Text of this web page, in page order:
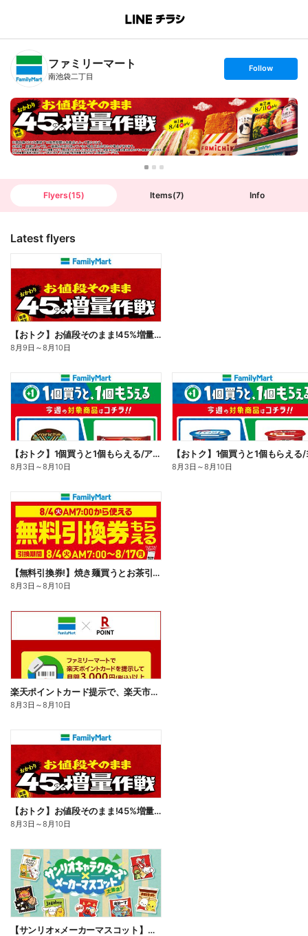
B
n
T
ファミリーマート
南池袋二丁目
s
t
o
l
l
o
w
Follow
Flyers(15) Items(7) Info
Latest flyers
【おトク】お値段そのまま!45%増量作戦!
8月9日 ～8月10日
【おトク】1個買うと1個もらえる/アイス
8月3日 ～8月10日 8月3日 ～8月10日
【無料引換券!】焼き麺買うとお茶引換券貰える!
8月3日 ～8月10日
楽天ポイントカード提示で、楽天市場でのお買い物がおトクに!
8月3日 ～8月10日
【おトク】お値段そのまま!45%増量作戦!
8月3日 ～8月10日
【サンリオ×メーカーマスコット】オリジナルグッズ貰える!